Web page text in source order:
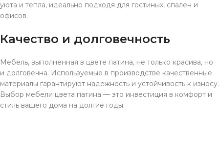
уюта и тепла, идеально подходя для гостиных, спален и
офисов.
Качество и долговечность
Мебель, выполненная в цвете патина, не только красива, но
и долговечна. Используемые в производстве качественные
материалы гарантируют надежность и устойчивость к износу.
Выбор мебели цвета патина — это инвестиция в комфорт и
стиль вашего дома на долгие годы.